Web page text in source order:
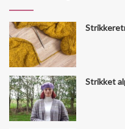
Strikket